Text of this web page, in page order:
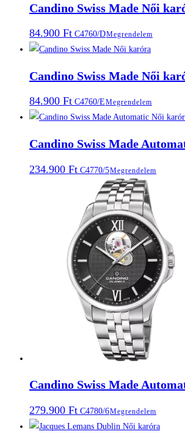
Candino Swiss Made Női
84.900 Ft C4760/DMegrendelem
Candino Swiss Made Női
84.900 Ft C4760/EMegrendelem
Candino Swiss Made
234.900 Ft C4770/5Megrendelem
Candino Swiss Made
279.900 Ft C4780/6Megrendelem